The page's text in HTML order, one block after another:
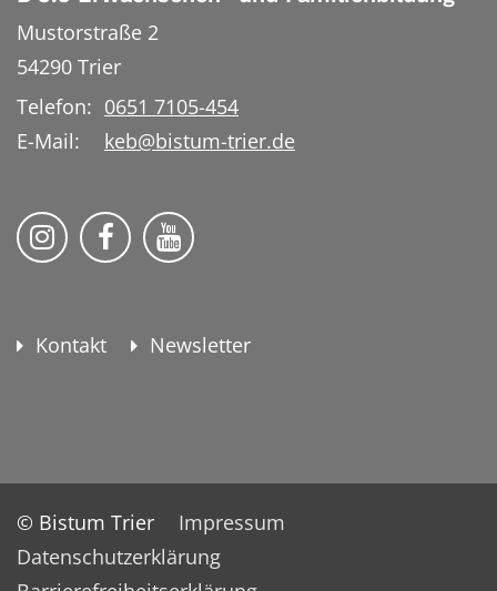
Mustorstraße 2
54290 Trier
Telefon: 0651 7105-454
E-Mail:
keb@bistum-trier.de
KEB Bildung Leben auf Instagram
KEB Bildung Leben auf Facebook
KEB Bildung Leben auf
Kontakt Newsletter
© Bistum Trier
Impressum
Datenschutzerklärung